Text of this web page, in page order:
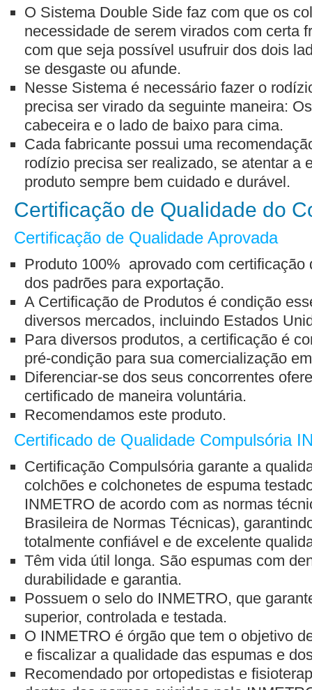
O Sistema Double Side faz com que os
necessidade de serem virados com certa
com que seja possível usufruir dos dois
se desgaste ou afunde.
Nesse Sistema é necessário fazer o
precisa ser virado da seguinte maneira:
cabeceira e o lado de baixo para cima.
Cada fabricante possui uma
rodízio precisa ser realizado, se atentar a
produto sempre bem cuidado e durável.
Certificação de Qualidade do
Certificação de Qualidade Aprovada
Produto 100% aprovado com certificação
dos padrões para exportação.
A Certificação de Produtos é condição
diversos mercados, incluindo Estados
Para diversos produtos, a certificação é
pré-condição para sua comercialização
Diferenciar-se dos seus concorrentes
certificado de maneira voluntária.
Recomendamos este produto.
Certificado de Qualidade Compulsória
Certificação Compulsória garante a
colchões e colchonetes de espuma
INMETRO de acordo com as normas
Brasileira de Normas Técnicas),
totalmente confiável e de excelente
Têm vida útil longa. São espumas com
durabilidade e garantia.
Possuem o selo do INMETRO, que
superior, controlada e testada.
O INMETRO é órgão que tem o objetivo
e fiscalizar a qualidade das espumas e
Recomendado por ortopedistas e